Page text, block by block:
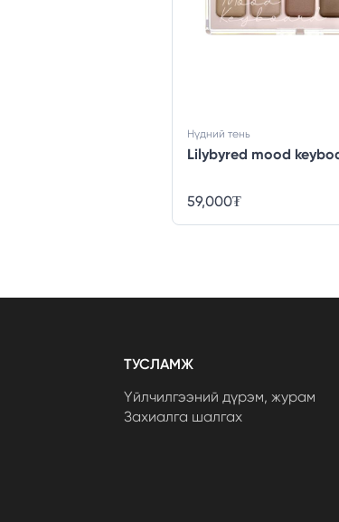
Lilybyred mood
Нүдний тень
59,000₮
ТУСЛАМЖ
Үйлчилгээний дүрэм, журам
Захиалга шалгах